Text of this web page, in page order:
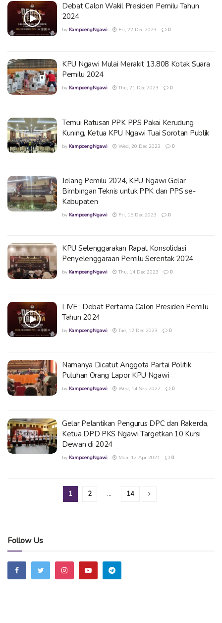
Debat Calon Wakil Presiden Pemilu Tahun
2024
by KampoengNgawi Fri, 22 Dec 2023 0
KPU Ngawi Mulai Merakit 13.808 Kotak Suara
Pemilu 2024
by KampoengNgawi Thu, 21 Dec 2023 0
Temui Ratusan PPK PPS Pakai Kerudung
Kuning, Ketua KPU Ngawi Tuai Sorotan Publik
by KampoengNgawi Wed, 20 Dec 2023 0
Jelang Pemilu 2024, KPU Ngawi Gelar
Bimbingan Teknis untuk PPK dan PPS se-
Kabupaten
by KampoengNgawi Fri, 15 Dec 2023 0
KPU Selenggarakan Rapat Konsolidasi
Penyelenggaraan Pemilu Serentak 2024
by KampoengNgawi Thu, 14 Dec 2023 0
LIVE : Debat Pertama Calon Presiden Pemilu
Tahun 2024
by KampoengNgawi Tue, 12 Dec 2023 0
Namanya Dicatut Anggota Partai Politik,
Puluhan Orang Lapor KPU Ngawi
by KampoengNgawi Wed, 14 Sep 2022 0
Gelar Pelantikan Pengurus DPC dan Rakerda,
Ketua DPD PKS Ngawi Targetkan 10 Kursi
Dewan di 2024
by KampoengNgawi Mon, 12 Apr 2021 0
1 2 … 14
Follow Us